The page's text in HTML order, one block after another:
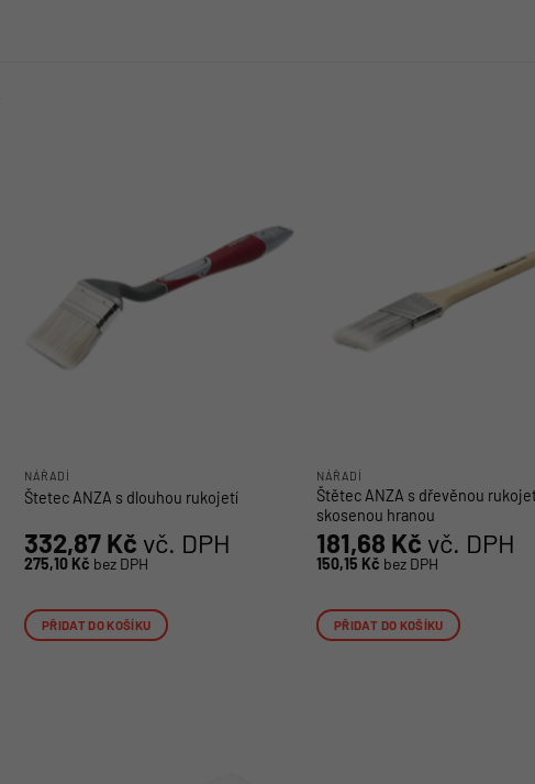
NÁŘADÍ
Štetec ANZA s dlouhou rukojetí
332,87 Kč vč. DPH
275,10 Kč bez DPH
PŘIDAT DO KOŠÍKU
NÁŘADÍ
Štětec ANZA s dřevěnou
skosenou hranou
181,68 Kč vč. DPH
150,15 Kč bez DPH
PŘIDAT DO KOŠÍKU